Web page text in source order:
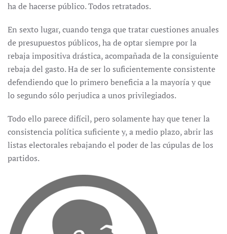
ha de hacerse público. Todos retratados.
En sexto lugar, cuando tenga que tratar cuestiones anuales
de presupuestos públicos, ha de optar siempre por la
rebaja impositiva drástica, acompañada de la consiguiente
rebaja del gasto. Ha de ser lo suficientemente consistente
defendiendo que lo primero beneficia a la mayoría y que
lo segundo sólo perjudica a unos privilegiados.
Todo ello parece difícil, pero solamente hay que tener la
consistencia política suficiente y, a medio plazo, abrir las
listas electorales rebajando el poder de las cúpulas de los
partidos.